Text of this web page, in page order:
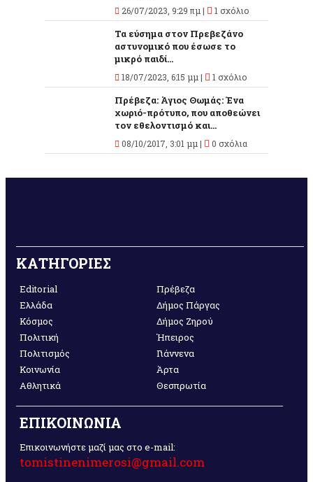
26/07/2023, 9:29 πμ | 1 σχόλιο
Τα εύσημα στον Πρεβεζάνο
αστυνομικό που έσωσε το
μικρό παιδί...
18/07/2023, 6:15 μμ | 1 σχόλιο
Πρέβεζα: Άγιος Θωμάς: Ένα
χωριό-πρότυπο, που αποθεώνει
τον εθελοντισμό και...
08/10/2017, 3:01 μμ | 0 σχόλια
ΚΑΤΗΓΟΡΙΕΣ
Editorial
Ελλάδα
Κόσμος
Πολιτική
Πολιτισμός
Κοινωνία
Αθλητικά
Πρέβεζα
Δήμος Πάργας
Δήμος Ζηρού
Ήπειρος
Γιάννενα
Άρτα
Θεσπρωτία
ΕΠΙΚΟΙΝΩΝΙΑ
Επικοινωνήστε μαζί μας στο e-mail:
tomistinenimerosi@gmail.com